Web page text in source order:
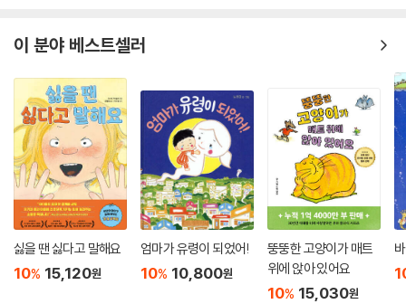
이 분야 베스트셀러
싫을 땐 싫다고 말해요
10% 15,120원
엄마가 유령이 되었어!
10% 10,800원
뚱뚱한 고양이가 매트
위에 앉아 있어요
10% 15,030원